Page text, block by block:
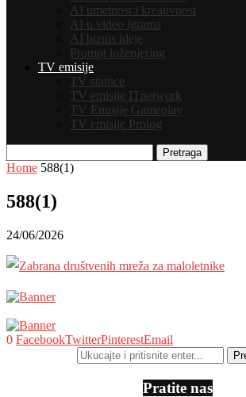
AI umetnost i kreativnost
AI u video igrama
AI biznis ideje
Prompt inženjering
TV emisije
TV stanice
TV emisije ITnetwork
TV Emisije Gameplay
TV emisije Prolog
Pretraga
Home 588(1)
588(1)
24/06/2026
0 FacebookTwitterPinterestEmail
Pratite nas